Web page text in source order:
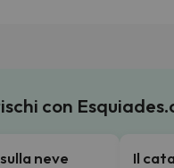
con
neve Il